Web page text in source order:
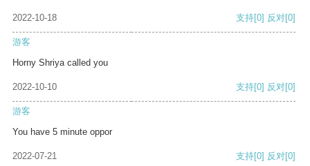
2022-10-18 支持[0] 反对[0]
游客
Horny Shriya called you
2022-10-10 支持[0] 反对[0]
游客
You have 5 minute oppor
2022-07-21 支持[0] 反对[0]